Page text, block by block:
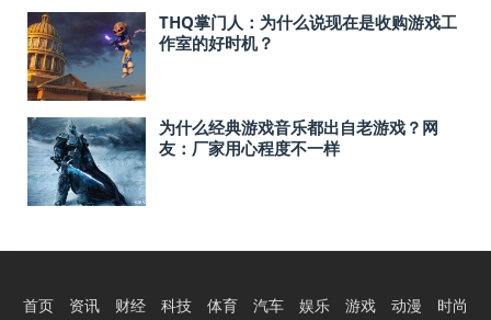
THQ掌门人：为什么说现在是收购游戏工
作室的好时机？
为什么经典游戏音乐都出自老游戏？网
友：厂家用心程度不一样
首页 资讯 财经 科技 体育 汽车 娱乐 游戏 动漫 时尚